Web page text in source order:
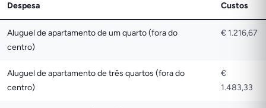
Despesa Custos
Aluguel de apartamento de um quarto (fora do
centro)
€ 1.216,67
Aluguel de apartamento de três quartos (fora do
centro)
€
1.483,33